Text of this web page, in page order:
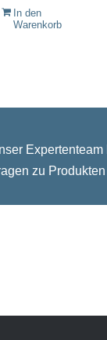
In den
Warenkorb
zu